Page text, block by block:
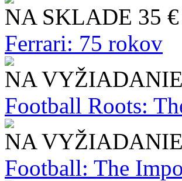
NA SKLADE 35 €
Ferrari: 75 rokov
NA VYŽIADANIE
Football Roots:
NA VYŽIADANIE
Football: The